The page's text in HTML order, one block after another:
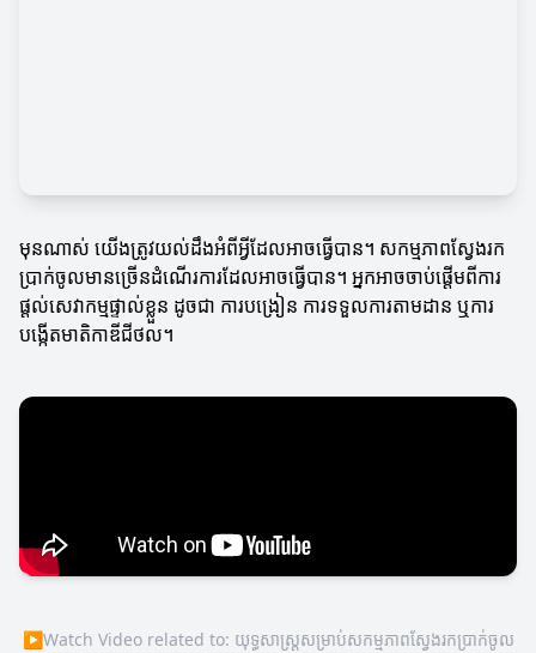
មុនណាស់ យើងត្រូវយល់ដឹងអំពីអ្វីដែលអាចធ្វើបាន។ សកម្មភាពស្វែងរក
ប្រាក់ចូលមានច្រើនដំណើរការដែលអាចធ្វើបាន។ អ្នកអាចចាប់ផ្តើមពីការ
ផ្តល់សេវាកម្មផ្ទាល់ខ្លួន ដូចជា ការបង្រៀន ការទទួលការតាមដាន ឬការ
បង្កើតមាតិកាឌីជីថល។
▶Watch Video related to: យុទ្ធសាស្ត្រសម្រាប់សកម្មភាពស្វែងរកប្រាក់ចូល